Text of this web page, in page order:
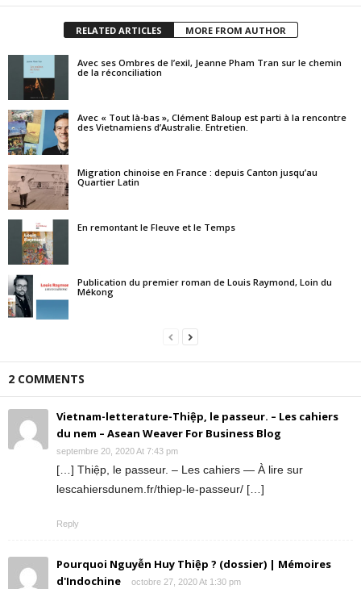
RELATED ARTICLES MORE FROM AUTHOR
Avec ses Ombres de l’exil, Jeanne Pham Tran sur le chemin
de la réconciliation
Avec « Tout là-bas », Clément Baloup est parti à la rencontre
des Vietnamiens d’Australie. Entretien.
Migration chinoise en France : depuis Canton jusqu’au
Quartier Latin
En remontant le Fleuve et le Temps
Publication du premier roman de Louis Raymond, Loin du
Mékong
2 COMMENTS
Vietnam-letterature-Thiệp, le passeur. – Les cahiers
du nem – Asean Weaver For Business Blog
septembre 20, 2020 At 7:43 pm
[…] Thiệp, le passeur. – Les cahiers — À lire sur
lescahiersdunem.fr/thiep-le-passeur/ […]
Reply
Pourquoi Nguyễn Huy Thiệp ? (dossier) | Mémoires
d'Indochine
octobre 27, 2020 At 1:30 pm